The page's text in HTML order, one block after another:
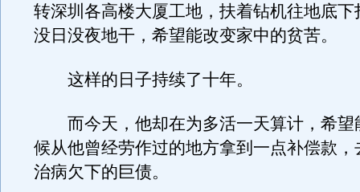
转深圳各高楼大厦工地，扶着钻机往地底下
没日没夜地干，希望能改变家中的贫苦。
这样的日子持续了十年。
而今天，他却在为多活一天算计，希望
候从他曾经劳作过的地方拿到一点补偿款，
治病欠下的巨债。